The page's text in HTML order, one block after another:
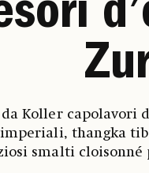
Koller capolavori
thangka
smalti